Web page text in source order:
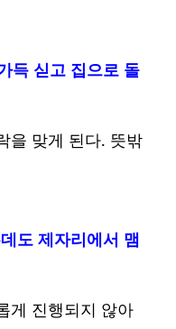
득 싣고 집으로 돌
을 맞게 된다. 뜻밖
도 제자리에서 맴
게 진행되지 않아